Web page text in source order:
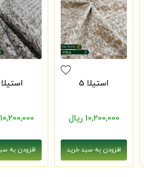
استیلا 5
10,200,000 ریال
استیلا 6
10,200,000 ریال